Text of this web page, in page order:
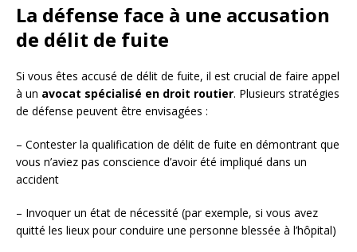
La défense face à une accusation
de délit de fuite
Si vous êtes accusé de délit de fuite, il est crucial de faire appel
à un avocat spécialisé en droit routier. Plusieurs stratégies
de défense peuvent être envisagées :
– Contester la qualification de délit de fuite en démontrant que
vous n’aviez pas conscience d’avoir été impliqué dans un
accident
– Invoquer un état de nécessité (par exemple, si vous avez
quitté les lieux pour conduire une personne blessée à l’hôpital)